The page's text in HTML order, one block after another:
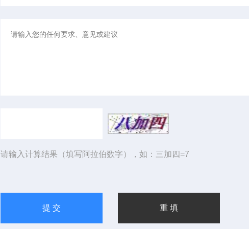
请输入计算结果（填写阿拉伯数字），如：三加四=7